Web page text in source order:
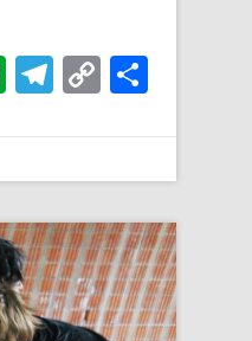
Evernote
Telegram
Copy